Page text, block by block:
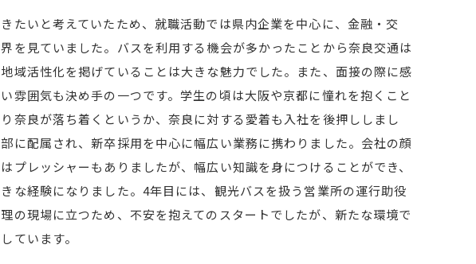
たいと考えていたため、就職活動では県内企業を中心に、金融・交
を見ていました。バスを利用する機会が多かったことから奈良交通は
域活性化を掲げていることは大きな魅力でした。また、面接の際に感
雰囲気も決め手の一つです。学生の頃は大阪や京都に憧れを抱くこと
奈良が落ち着くというか、奈良に対する愛着も入社を後押ししまし
に配属され、新卒採用を中心に幅広い業務に携わりました。会社の顔
プレッシャーもありましたが、幅広い知識を身につけることができ、
な経験になりました。4年目には、観光バスを扱う営業所の運行助役
の現場に立つため、不安を抱えてのスタートでしたが、新たな環境で
ています。